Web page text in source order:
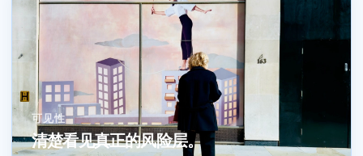
可见性
清楚看见真正的风险层。